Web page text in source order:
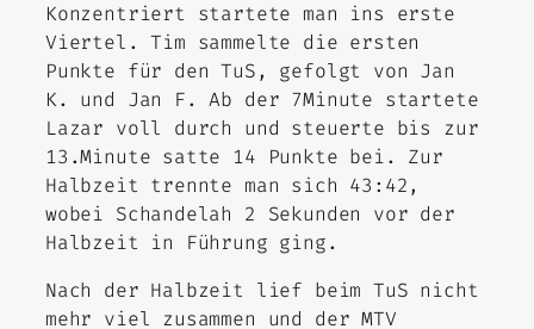
Konzentriert startete man ins erste
Viertel. Tim sammelte die ersten
Punkte für den TuS, gefolgt von Jan
K. und Jan F. Ab der 7Minute startete
Lazar voll durch und steuerte bis zur
13.Minute satte 14 Punkte bei. Zur
Halbzeit trennte man sich 43:42,
wobei Schandelah 2 Sekunden vor der
Halbzeit in Führung ging.
Nach der Halbzeit lief beim TuS nicht
mehr viel zusammen und der MTV